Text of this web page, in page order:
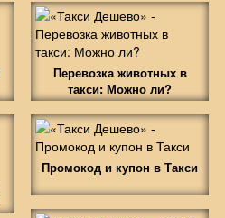
Перевозка животных в
такси: Можно ли?
Промокод и купон в Такси